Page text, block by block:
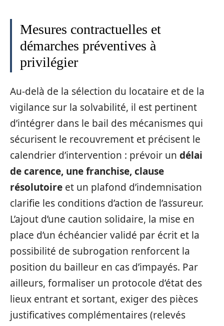
Mesures contractuelles et
démarches préventives à
privilégier
Au-delà de la sélection du locataire et de la
vigilance sur la solvabilité, il est pertinent
d’intégrer dans le bail des mécanismes qui
sécurisent le recouvrement et précisent le
calendrier d’intervention : prévoir un délai
de carence, une franchise, clause
résolutoire et un plafond d’indemnisation
clarifie les conditions d’action de l’assureur.
L’ajout d’une caution solidaire, la mise en
place d’un échéancier validé par écrit et la
possibilité de subrogation renforcent la
position du bailleur en cas d’impayés. Par
ailleurs, formaliser un protocole d’état des
lieux entrant et sortant, exiger des pièces
justificatives complémentaires (relevés